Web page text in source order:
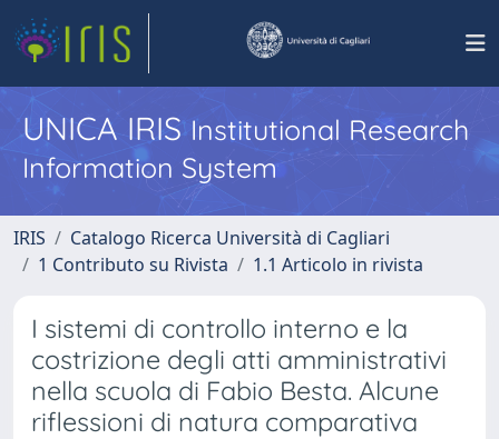
UNICA IRISInstitutional Research
Information System
IRIS
Catalogo Ricerca Università di Cagliari
1 Contributo su Rivista
1.1 Articolo in rivista
I sistemi di controllo interno e la
costrizione degli atti amministrativi
nella scuola di Fabio Besta. Alcune
riflessioni di natura comparativa